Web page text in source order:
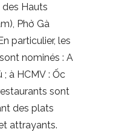
Hauts
Phở Gà
particulier, les
nominés : A
; à HCMV : Ốc
sont
des plats
attrayants.